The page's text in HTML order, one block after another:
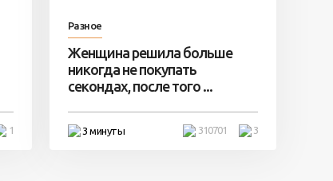
1
Разное
Женщина решила больше
никогда не покупать
секондах, после того ...
3 минуты 3
310701